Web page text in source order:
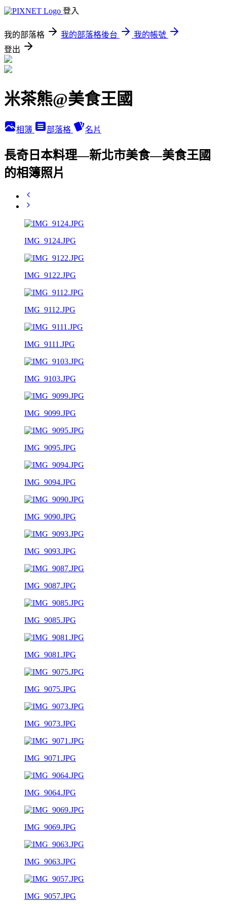
登入
我的部落格 我的部落格後台
我的帳號
登出
米茶熊@美食王國
相簿 部落格 名片
長奇日本料理—新北市美食—美食王國
的相簿照片
IMG_9124.JPG
IMG_9122.JPG
IMG_9112.JPG
IMG_9111.JPG
IMG_9103.JPG
IMG_9099.JPG
IMG_9095.JPG
IMG_9094.JPG
IMG_9090.JPG
IMG_9093.JPG
IMG_9087.JPG
IMG_9085.JPG
IMG_9081.JPG
IMG_9075.JPG
IMG_9073.JPG
IMG_9071.JPG
IMG_9064.JPG
IMG_9069.JPG
IMG_9063.JPG
IMG_9057.JPG